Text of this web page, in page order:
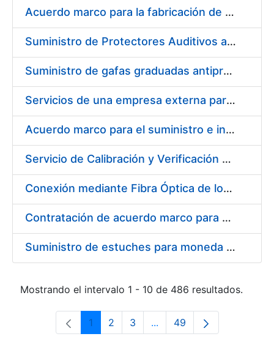
Acuerdo marco para la fabricación de piezas
Suministro de Protectores Auditivos a medida para las personas trabajadoras de los Centros de Trabajo de Madrid y Burgos
Suministro de gafas graduadas antiproyecciones para los trabajadores de la FNMT-RCM en los centros de trabajo de Madrid y Burgos
Servicios de una empresa externa para el asesoramiento y resolución de los recursos de alzada que se presentan relacionados con procesos de selección para la FNMT-RCM
Acuerdo marco para el suministro e instalación de persianas, estores y otros complementos
Servicio de Calibración y Verificación Externa de los Equipos de Medición del Servicio de Prevención de la FNMT-RCM
Conexión mediante Fibra Óptica de los Centros de Proceso de Datos (CPDs) de las sedes de la FNMT-RCM de Burgos y Madrid
Contratación de acuerdo marco para el Suministro de Material de Electricidad para la Fábrica Nacional de Moneda y Timbre-Real Casa de la Moneda en su centro de trabajo de Burgos
Suministro de estuches para moneda de 30 €
Mostrando el intervalo 1 - 10 de 486 resultados.
Página
1 Página
2 Página
3 ...Páginas intermedias Use
Página
49